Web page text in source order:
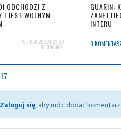
ODCHODZI Z
I JEST WOLNYM
15 LIPCA 2026 | 23:26
NERIOCORSI
GUARIN:
INTERU
0
17
Zaloguj się, aby móc dodać